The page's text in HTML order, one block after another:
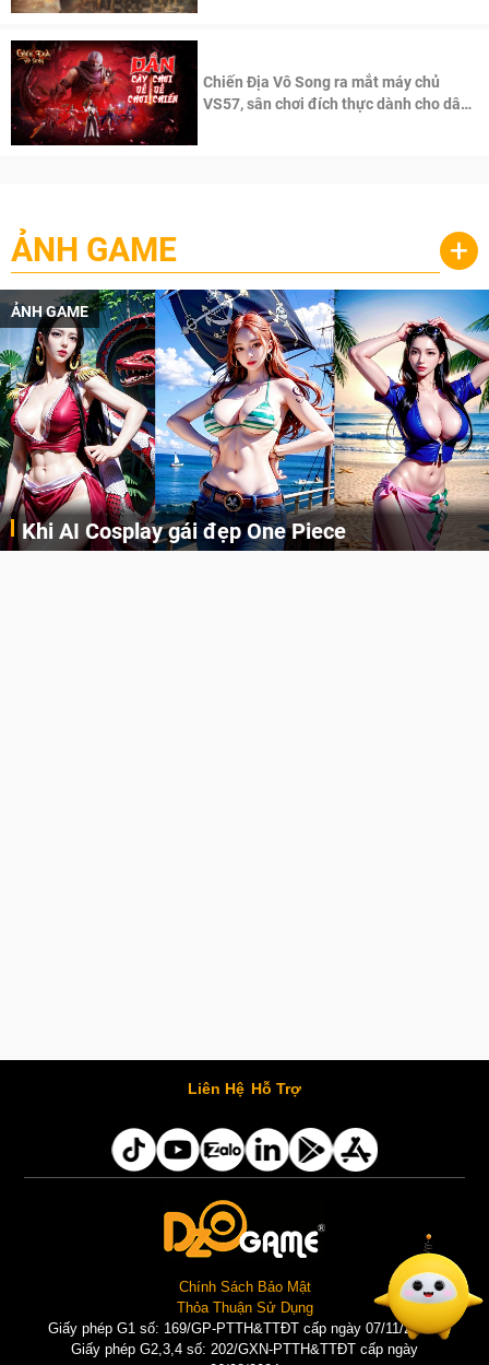
Chiến Địa Vô Song ra mắt máy chủ
VS57, sân chơi đích thực dành cho dân
ẢNH GAME +
ẢNH GAME
Cosplay Xiangling siêu cute
Liên Hệ Hỗ Trợ
Chính Sách Bảo Mật
Thỏa Thuận Sử Dụng
Giấy phép G1 số: 169/GP-PTTH&TTĐT cấp ngày 07/11/2025 |
Giấy phép G2,3,4 số: 202/GXN-PTTH&TTĐT cấp ngày